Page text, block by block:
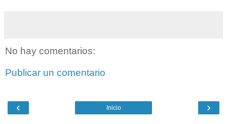
No hay comentarios:
Publicar un comentario
‹ ›
Inicio